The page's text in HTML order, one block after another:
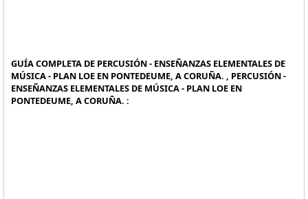
GUÍA COMPLETA DE PERCUSIÓN - ENSEÑANZAS ELEMENTALES DE
MÚSICA - PLAN LOE EN PONTEDEUME, A CORUÑA. , PERCUSIÓN -
ENSEÑANZAS ELEMENTALES DE MÚSICA - PLAN LOE EN
PONTEDEUME, A CORUÑA. :